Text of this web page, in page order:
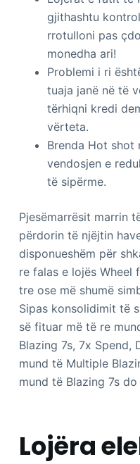
gjithashtu
rrotulloni pas
monedha ari!
Problemi i ri
tuaja janë në të
tërhiqni kredi
vërteta.
Brenda Hot shot
vendosjen e
të sipërme.
Pjesëmarrësit marrin
përdorin të njëjtin
disponueshëm për
re falas e lojës Wheel
tre ose më shumë
Sipas konsolidimit të
së fituar më të re
Blazing 7s, 7x Spend,
mund të Multiple
mund të Blazing 7s
Lojëra